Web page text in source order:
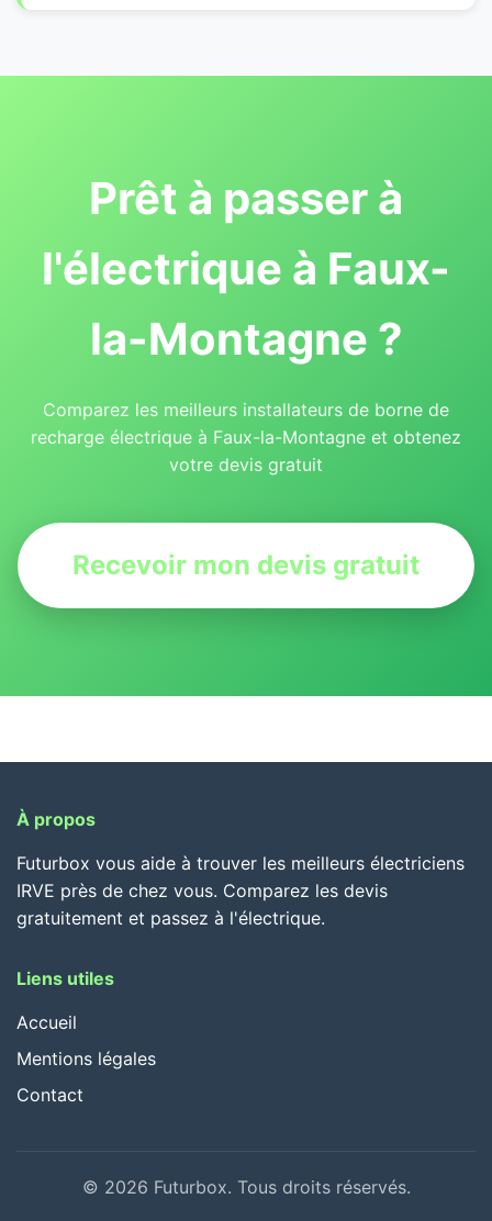
Prêt à passer à
l'électrique à Faux-
la-Montagne ?
Comparez les meilleurs installateurs de borne de
recharge électrique à Faux-la-Montagne et obtenez
votre devis gratuit
Recevoir mon devis gratuit
À propos
Futurbox vous aide à trouver les meilleurs électriciens
IRVE près de chez vous. Comparez les devis
gratuitement et passez à l'électrique.
Liens utiles
Accueil
Mentions légales
Contact
© 2026 Futurbox. Tous droits réservés.